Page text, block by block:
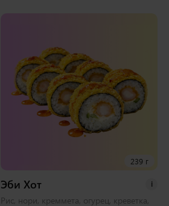
239 г
Эби Хот i
Рис, нори, креммета, огурец, креветка,